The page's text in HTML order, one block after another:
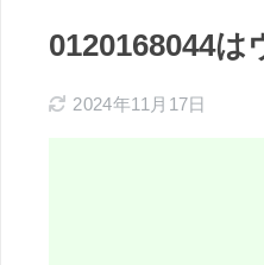
0120168044
2024年11月17日